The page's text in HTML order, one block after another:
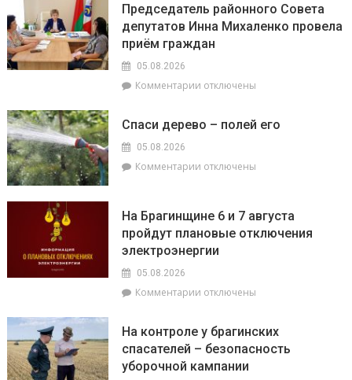
озимого
рапса
показали
достойный
уровень
соревнованиях
Председатель районного Совета
депутатов Инна Михаленко провела
приём граждан
05.08.2026
Комментарии к
районного
Инна
приём
граждан
отключены
Спаси дерево – полей его
05.08.2026
Комментарии к
дерево
полей
его
отключены
На Брагинщине 6 и 7 августа
пройдут плановые отключения
электроэнергии
05.08.2026
Комментарии к
Брагинщине
6
и
отключены
На контроле у брагинских
спасателей – безопасность
уборочной кампании